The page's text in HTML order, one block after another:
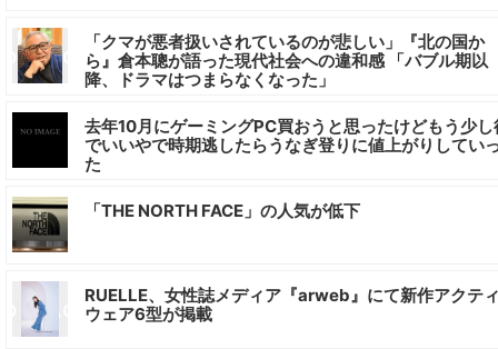
「クマが悪者扱いされているのが悲しい」『北の国か
ら』倉本聰が語った現代社会への違和感 「バブル期以
降、ドラマはつまらなくなった」
去年10月にゲーミングPC買おうと思ったけどもう少し
でいいやで時期逃したらうなぎ登りに値上がりしてい
た
「THE NORTH FACE」の人気が低下
RUELLE、女性誌メディア『arweb』にて新作アクテ
ウェア6型が掲載